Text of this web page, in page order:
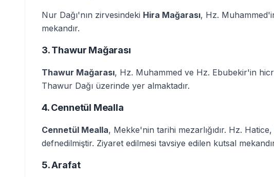
Nur Dağı'nın zirvesindeki Hira Mağarası, Hz.
mekandır.
3. Thawur Mağarası
Thawur Mağarası, Hz. Muhammed ve Hz. Ebubekir'in
Thawur Dağı üzerinde yer almaktadır.
4. Cennetül Mealla
Cennetül Mealla, Mekke'nin tarihi mezarlığıdır. Hz.
defnedilmiştir. Ziyaret edilmesi tavsiye edilen kutsal
5. Arafat